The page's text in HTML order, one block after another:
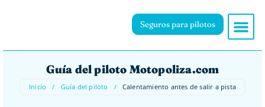
Seguros para pilotos
Guía del piloto Motopoliza.com
Inicio / Guía del piloto / Calentamiento antes de salir a pista